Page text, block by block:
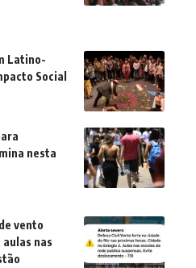
Latino-
Social
nesta
vento
nas